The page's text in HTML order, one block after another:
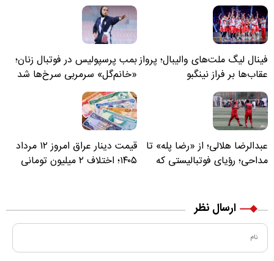
فینال لیگ ملت‌های والیبال؛ پرواز
عقاب‌ها بر فراز نینگبو
بمب پرسپولیس در فوتبال زنان؛
«خانم‌گل» سرمربی سرخ‌ها شد
عبدالرضا هلالی؛ از «رضا پله» تا
مداحی؛ رؤیای فوتبالیستی که
قیمت دینار عراق امروز ۱۲ مرداد
۱۴۰۵؛ اختلاف ۲ میلیون تومانی
ارسال نظر